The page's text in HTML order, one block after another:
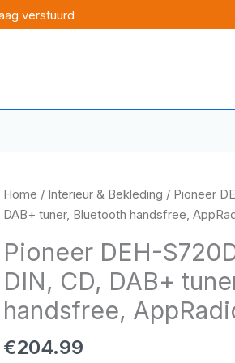
verstuurd
Home / Interieur & Bekleding / Pioneer
DAB+ tuner, Bluetooth handsfree,
Pioneer DEH-
DIN, CD, DAB+
handsfree,
€204.99